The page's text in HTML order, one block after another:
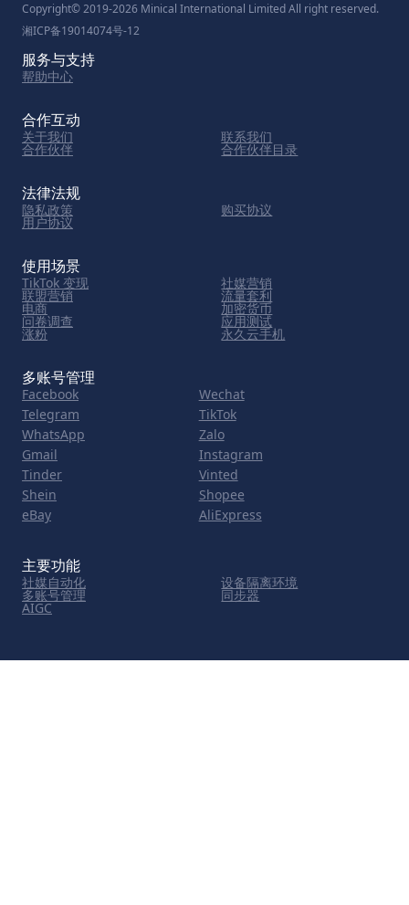
Copyright© 2019-2026 Minical International Limited All right reserved.
湘ICP备19014074号-12
服务与支持
帮助中心
合作互动
关于我们 联系我们
合作伙伴 合作伙伴目录
法律法规
隐私政策 购买协议
用户协议
使用场景
TikTok 变现 社媒营销
联盟营销 流量套利
电商 加密货币
问卷调查 应用测试
涨粉 永久云手机
多账号管理
Facebook
Wechat
Telegram
TikTok
WhatsApp
Zalo
Gmail
Instagram
Tinder
Vinted
Shein
Shopee
eBay
AliExpress
主要功能
社媒自动化 设备隔离环境
多账号管理 同步器
AIGC